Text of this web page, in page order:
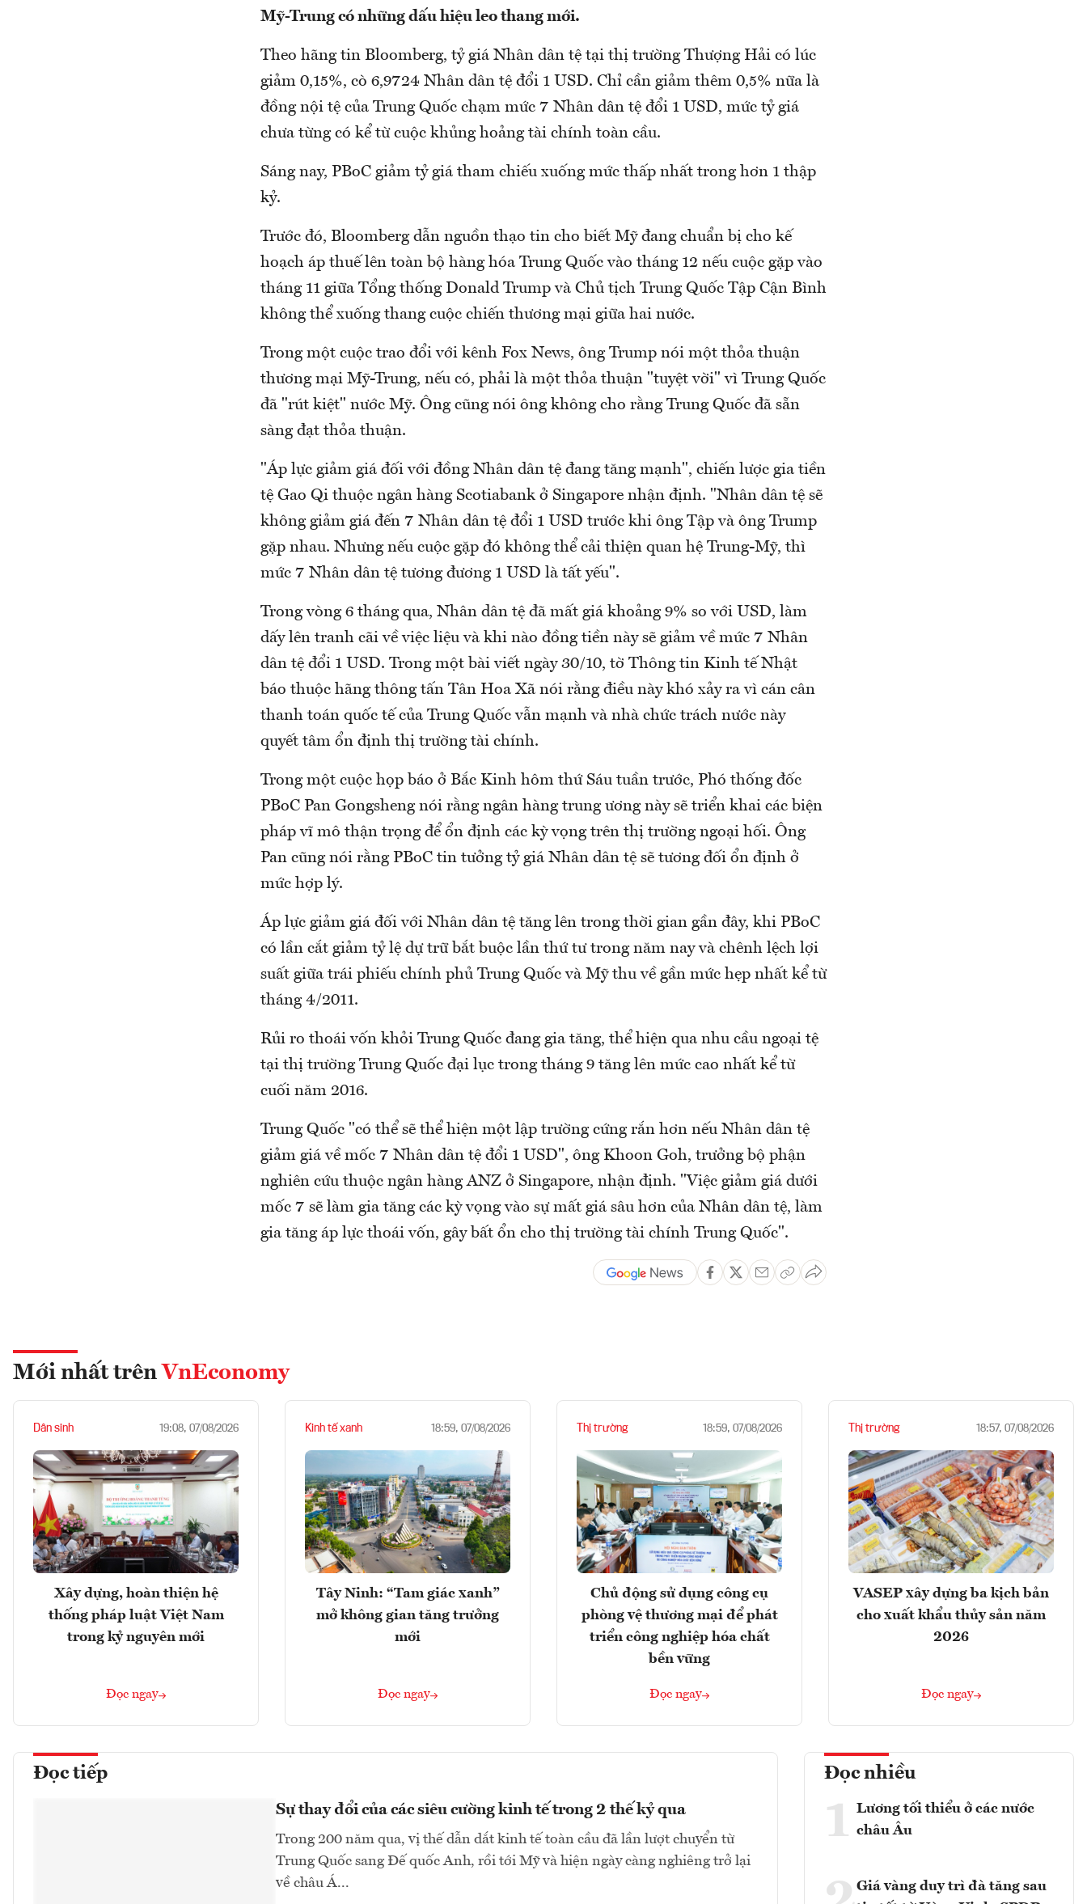
Mỹ-Trung có những dấu hiệu leo thang mới.
Theo hãng tin Bloomberg, tỷ giá Nhân dân tệ tại thị trường Thượng Hải có lúc
giảm 0,15%, cò 6,9724 Nhân dân tệ đổi 1 USD. Chỉ cần giảm thêm 0,5% nữa là
đồng nội tệ của Trung Quốc chạm mức 7 Nhân dân tệ đổi 1 USD, mức tỷ giá
chưa từng có kể từ cuộc khủng hoảng tài chính toàn cầu.
Sáng nay, PBoC giảm tỷ giá tham chiếu xuống mức thấp nhất trong hơn 1 thập
kỷ.
Trước đó, Bloomberg dẫn nguồn thạo tin cho biết Mỹ đang chuẩn bị cho kế
hoạch áp thuế lên toàn bộ hàng hóa Trung Quốc vào tháng 12 nếu cuộc gặp vào
tháng 11 giữa Tổng thống Donald Trump và Chủ tịch Trung Quốc Tập Cận Bình
không thể xuống thang cuộc chiến thương mại giữa hai nước.
Trong một cuộc trao đổi với kênh Fox News, ông Trump nói một thỏa thuận
thương mại Mỹ-Trung, nếu có, phải là một thỏa thuận "tuyệt vời" vì Trung Quốc
đã "rút kiệt" nước Mỹ. Ông cũng nói ông không cho rằng Trung Quốc đã sẵn
sàng đạt thỏa thuận.
"Áp lực giảm giá đối với đồng Nhân dân tệ đang tăng mạnh", chiến lược gia tiền
tệ Gao Qi thuộc ngân hàng Scotiabank ở Singapore nhận định. "Nhân dân tệ sẽ
không giảm giá đến 7 Nhân dân tệ đổi 1 USD trước khi ông Tập và ông Trump
gặp nhau. Nhưng nếu cuộc gặp đó không thể cải thiện quan hệ Trung-Mỹ, thì
mức 7 Nhân dân tệ tương đương 1 USD là tất yếu".
Trong vòng 6 tháng qua, Nhân dân tệ đã mất giá khoảng 9% so với USD, làm
dấy lên tranh cãi về việc liệu và khi nào đồng tiền này sẽ giảm về mức 7 Nhân
dân tệ đổi 1 USD. Trong một bài viết ngày 30/10, tờ Thông tin Kinh tế Nhật
báo thuộc hãng thông tấn Tân Hoa Xã nói rằng điều này khó xảy ra vì cán cân
thanh toán quốc tế của Trung Quốc vẫn mạnh và nhà chức trách nước này
quyết tâm ổn định thị trường tài chính.
Trong một cuộc họp báo ở Bắc Kinh hôm thứ Sáu tuần trước, Phó thống đốc
PBoC Pan Gongsheng nói rằng ngân hàng trung ương này sẽ triển khai các biện
pháp vĩ mô thận trọng để ổn định các kỳ vọng trên thị trường ngoại hối. Ông
Pan cũng nói rằng PBoC tin tưởng tỷ giá Nhân dân tệ sẽ tương đối ổn định ở
mức hợp lý.
Áp lực giảm giá đối với Nhân dân tệ tăng lên trong thời gian gần đây, khi PBoC
có lần cắt giảm tỷ lệ dự trữ bắt buộc lần thứ tư trong năm nay và chênh lệch lợi
suất giữa trái phiếu chính phủ Trung Quốc và Mỹ thu về gần mức hẹp nhất kể từ
tháng 4/2011.
Rủi ro thoái vốn khỏi Trung Quốc đang gia tăng, thể hiện qua nhu cầu ngoại tệ
tại thị trường Trung Quốc đại lục trong tháng 9 tăng lên mức cao nhất kể từ
cuối năm 2016.
Trung Quốc "có thể sẽ thể hiện một lập trường cứng rắn hơn nếu Nhân dân tệ
giảm giá về mốc 7 Nhân dân tệ đổi 1 USD", ông Khoon Goh, trưởng bộ phận
nghiên cứu thuộc ngân hàng ANZ ở Singapore, nhận định. "Việc giảm giá dưới
mốc 7 sẽ làm gia tăng các kỳ vọng vào sự mất giá sâu hơn của Nhân dân tệ, làm
gia tăng áp lực thoái vốn, gây bất ổn cho thị trường tài chính Trung Quốc".
Mới nhất trên VnEconomy
Dân sinh 19:08, 07/08/2026
Xây dựng, hoàn thiện hệ
thống pháp luật Việt Nam
trong kỷ nguyên mới
Đọc ngay
Kinh tế xanh 18:59, 07/08/2026
Tây Ninh: “Tam giác xanh”
mở không gian tăng trưởng
mới
Đọc ngay
Thị trường 18:59, 07/08/2026
Chủ động sử dụng công cụ
phòng vệ thương mại để phát
triển công nghiệp hóa chất
bền vững
Đọc ngay
Thị trường 18:57, 07/08/2026
VASEP xây dựng ba kịch bản
cho xuất khẩu thủy sản năm
2026
Đọc ngay
Đọc tiếp
Sự thay đổi của các siêu cường kinh tế trong 2 thế kỷ qua
Trong 200 năm qua, vị thế dẫn dắt kinh tế toàn cầu đã lần lượt chuyển từ
Trung Quốc sang Đế quốc Anh, rồi tới Mỹ và hiện ngày càng nghiêng trở lại
về châu Á...
Đọc nhiều
1 Lương tối thiểu ở các nước
châu Âu
Giá vàng duy trì đà tăng sau